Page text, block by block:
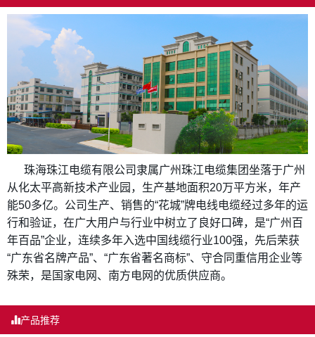
珠海珠江电缆有限公司隶属广州珠江电缆集团坐落于广州
从化太平高新技术产业园，生产基地面积20万平方米，年产
能50多亿。公司生产、销售的“花城”牌电线电缆经过多年的运
行和验证，在广大用户与行业中树立了良好口碑，是“广州百
年百品”企业，连续多年入选中国线缆行业100强，先后荣获
“广东省名牌产品”、“广东省著名商标”、守合同重信用企业等
殊荣，是国家电网、南方电网的优质供应商。
产品推荐